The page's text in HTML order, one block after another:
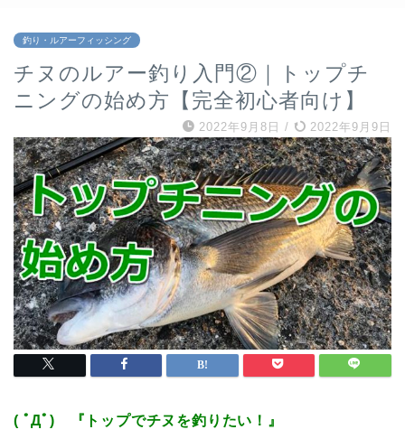
釣り・ルアーフィッシング
チヌのルアー釣り入門②｜トップチ
ニングの始め方【完全初心者向け】
2022年9月8日 / 2022年9月9日
( ﾟДﾟ) 『トップでチヌを釣りたい！』